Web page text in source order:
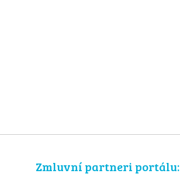
Zmluvní partneri portálu: